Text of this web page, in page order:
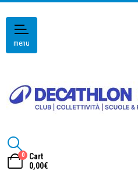
menu
0
Cart
0,00€